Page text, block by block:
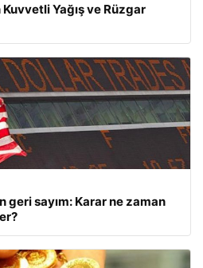
Yağış ve Rüzgar
geri sayım: Karar ne zaman